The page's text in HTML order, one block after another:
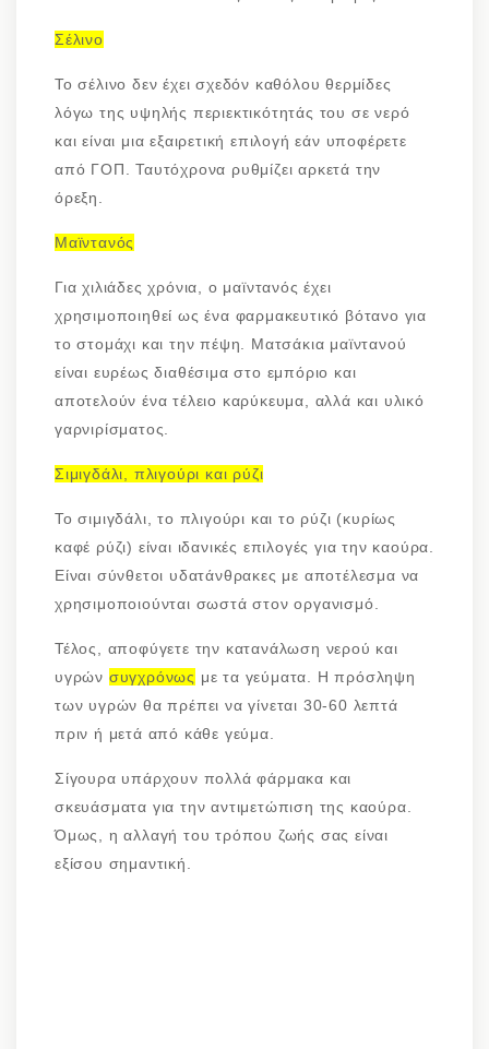
Σέλινο
Το σέλινο δεν έχει σχεδόν καθόλου θερμίδες
λόγω της υψηλής περιεκτικότητάς του σε νερό
και είναι μια εξαιρετική επιλογή εάν υποφέρετε
από ΓΟΠ. Ταυτόχρονα ρυθμίζει αρκετά την
όρεξη.
Μαϊντανός
Για χιλιάδες χρόνια, ο μαϊντανός έχει
χρησιμοποιηθεί ως ένα φαρμακευτικό βότανο για
το στομάχι και την πέψη. Ματσάκια μαϊντανού
είναι ευρέως διαθέσιμα στο εμπόριο και
αποτελούν ένα τέλειο καρύκευμα, αλλά και υλικό
γαρνιρίσματος.
Σιμιγδάλι, πλιγούρι και ρύζι
Το σιμιγδάλι, το πλιγούρι και το ρύζι (κυρίως
καφέ ρύζι) είναι ιδανικές επιλογές για την καούρα.
Είναι σύνθετοι υδατάνθρακες με αποτέλεσμα να
χρησιμοποιούνται σωστά στον οργανισμό.
Τέλος, αποφύγετε την κατανάλωση νερού και
υγρών συγχρόνως με τα γεύματα. Η πρόσληψη
των υγρών θα πρέπει να γίνεται 30-60 λεπτά
πριν ή μετά από κάθε γεύμα.
Σίγουρα υπάρχουν πολλά φάρμακα και
σκευάσματα για την αντιμετώπιση της καούρα.
Όμως, η αλλαγή του τρόπου ζωής σας είναι
εξίσου σημαντική.